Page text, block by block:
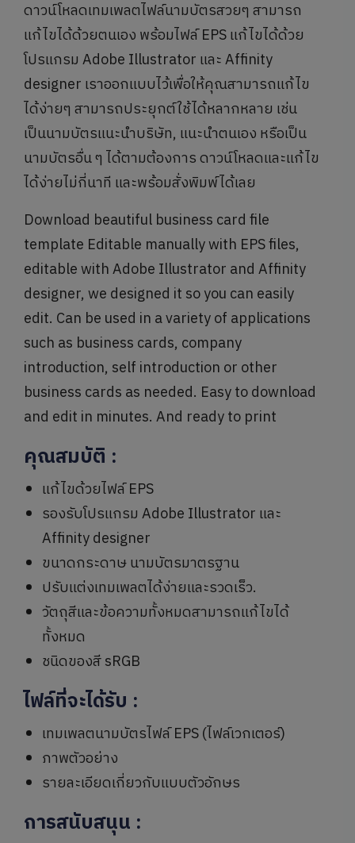
ดาวน์โหลดเทมเพลตไฟล์นามบัตรสวยๆ สามารถ
แก้ไขได้ด้วยตนเอง พร้อมไฟล์ EPS แก้ไขได้ด้วย
โปรแกรม Adobe Illustrator และ Affinity
designer เราออกแบบไว้เพื่อให้คุณสามารถแก้ไข
ได้ง่ายๆ สามารถประยุกต์ใช้ได้หลากหลาย เช่น
เป็นนามบัตรแนะนำบริษัท, แนะนำตนเอง หรือเป็น
นามบัตรอื่น ๆ ได้ตามต้องการ ดาวน์โหลดและแก้ไข
ได้ง่ายไม่กี่นาที และพร้อมสั่งพิมพ์ได้เลย
Download beautiful business card file
template Editable manually with EPS files,
editable with Adobe Illustrator and Affinity
designer, we designed it so you can easily
edit. Can be used in a variety of applications
such as business cards, company
introduction, self introduction or other
business cards as needed. Easy to download
and edit in minutes. And ready to print
คุณสมบัติ :
แก้ไขด้วยไฟล์ EPS
รองรับโปรแกรม Adobe Illustrator และ
Affinity designer
ขนาดกระดาษ นามบัตรมาตรฐาน
ปรับแต่งเทมเพลตได้ง่ายและรวดเร็ว.
วัตถุสีและข้อความทั้งหมดสามารถแก้ไขได้
ทั้งหมด
ชนิดของสี sRGB
ไฟล์ที่จะได้รับ :
เทมเพลตนามบัตรไฟล์ EPS (ไฟล์เวกเตอร์)
ภาพตัวอย่าง
รายละเอียดเกี่ยวกับแบบตัวอักษร
การสนับสนุน :